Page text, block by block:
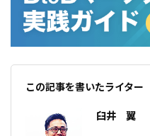
この記事を書いたライター
臼井 翼